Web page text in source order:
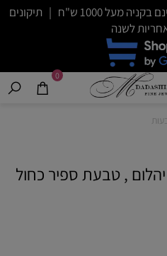
משלוחים מהירים | משלוחים חינם בקניה מעל 1000 ש"ח | תיקונים
לשנה
0
, טבעת ספיר כחול